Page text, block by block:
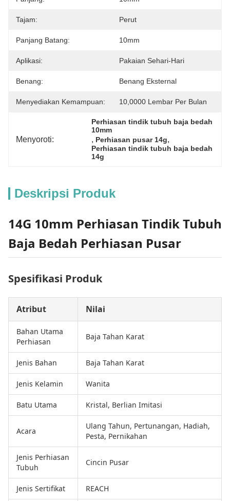
Tajam: Perut
Panjang Batang: 10mm
Aplikasi: Pakaian Sehari-Hari
Benang: Benang Eksternal
Menyediakan Kemampuan: 10,0000 Lembar Per Bulan
Menyoroti:
Perhiasan tindik tubuh baja bedah
10mm
, Perhiasan pusar 14g,
Perhiasan tindik tubuh baja bedah
14g
Deskripsi Produk
14G 10mm Perhiasan Tindik Tubuh
Baja Bedah Perhiasan Pusar
Spesifikasi Produk
Atribut Nilai
Bahan Utama
Perhiasan
Baja Tahan Karat
Jenis Bahan Baja Tahan Karat
Jenis Kelamin Wanita
Batu Utama Kristal, Berlian Imitasi
Acara
Ulang Tahun, Pertunangan, Hadiah,
Pesta, Pernikahan
Jenis Perhiasan
Tubuh
Cincin Pusar
Jenis Sertifikat REACH